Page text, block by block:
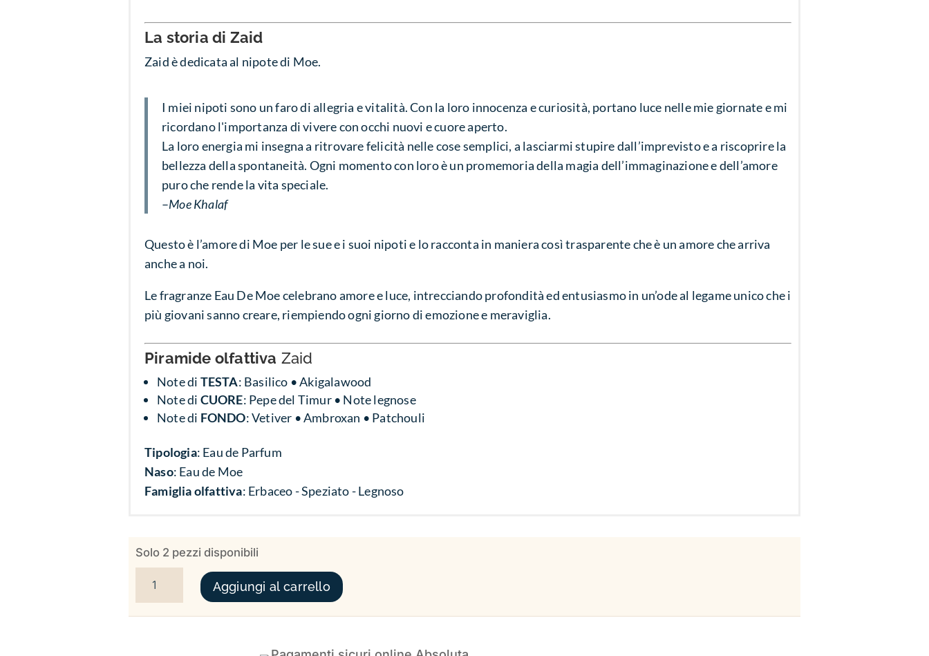
La storia di Zaid
Zaid è dedicata al nipote di Moe.
I miei nipoti sono un faro di allegria e vitalità. Con la loro innocenza e curiosità, portano luce nelle mie giornate e mi
ricordano l'importanza di vivere con occhi nuovi e cuore aperto.
La loro energia mi insegna a ritrovare felicità nelle cose semplici, a lasciarmi stupire dall’imprevisto e a riscoprire la
bellezza della spontaneità. Ogni momento con loro è un promemoria della magia dell’immaginazione e dell’amore
puro che rende la vita speciale.
–Moe Khalaf
Questo è l’amore di Moe per le sue e i suoi nipoti e lo racconta in maniera così trasparente che è un amore che arriva
anche a noi.
Le fragranze Eau De Moe celebrano amore e luce, intrecciando profondità ed entusiasmo in un’ode al legame unico che i
più giovani sanno creare, riempiendo ogni giorno di emozione e meraviglia.
Piramide olfattiva Zaid
Note di TESTA: Basilico • Akigalawood
Note di CUORE: Pepe del Timur • Note legnose
Note di FONDO:Vetiver • Ambroxan • Patchouli
Tipologia: Eau de Parfum
Naso: Eau de Moe
Famiglia olfattiva: Erbaceo - Speziato - Legnoso
Solo 2 pezzi disponibili
ZAID QUANTITÀ
Aggiungi al carrello